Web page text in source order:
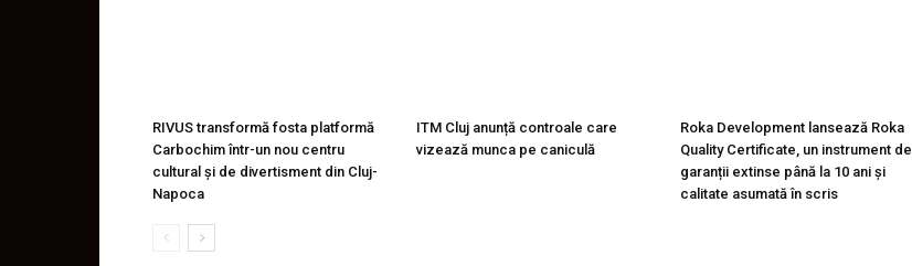
RIVUS transformă fosta platformă
Carbochim într-un nou centru
cultural și de divertisment din Cluj-
Napoca
ITM Cluj anunță controale care
vizează munca pe caniculă
Roka Development lansează Roka
Quality Certificate, un instrument de
garanții extinse până la 10 ani și
calitate asumată în scris